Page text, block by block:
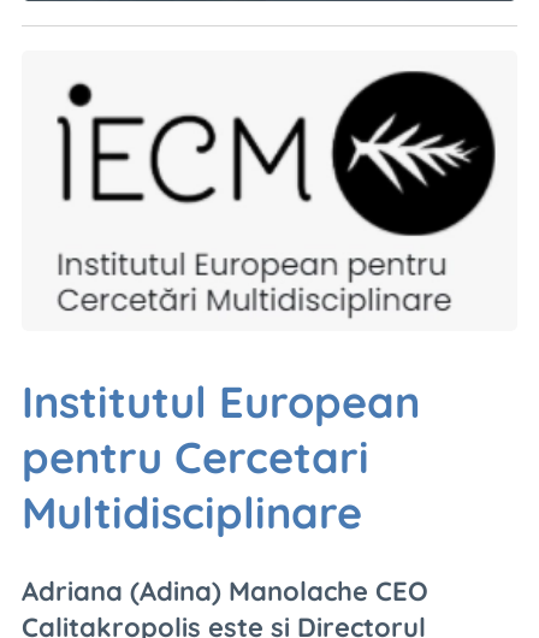
Institutul European
pentru Cercetari
Multidisciplinare
Adriana (Adina) Manolache CEO
Calitakropolis este și Directorul